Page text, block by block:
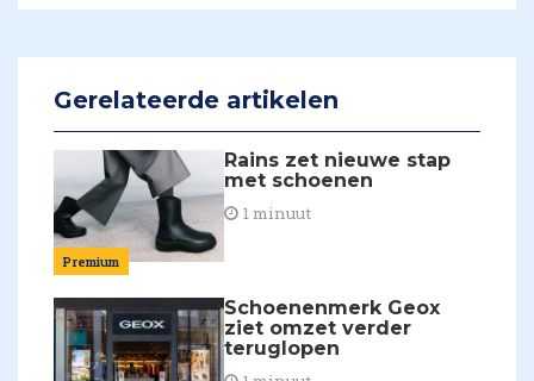
Gerelateerde artikelen
Premium
Rains zet nieuwe stap
met schoenen
1 minuut
Schoenenmerk Geox
ziet omzet verder
teruglopen